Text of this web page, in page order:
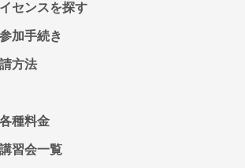
センスを探す
加手続き
方法
種料金
習会一覧